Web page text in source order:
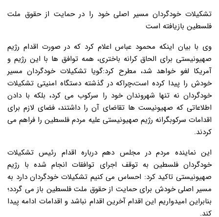
تشکیلات خودگردان مسیر اصلی خود را در حمایت از حقوق ملت
فلسطین بازیافته است
وی با بیان اینکه محمود عباس اعلام کرد که در صورت اقدام رژیم
صهیونیستی برای الحاق کرانه باختری، همه توافق ها با این رژیم و
آمریکا لغو خواهد شد، مطرح کرد:گویا تشکیلات خودگردان مسیر
خودش را پیدا کرده است،چراکه در گذشته دستگاه امنیتی تشکیلات
خودگردان نه تنها شهروندان خود را سرکوب می کرد، بلکه با دادن
اطلاعاتی که صهیونیست ها تقاضای آن را داشتند، فضای لازم برای
اقدامات سرکوبگرانه رژیم صهیونیستی علیه مردم فلسطین را فراهم می
کردند.
این نماینده مردم در مجلس دهم درباره اقدام رئیس تشکیلات
خودگردان فلسطین به توقف اجرای توافقات انجام شده با رژیم
صهیونیستی تاکید کرد: احساس می کنیم تشکیلات خودگردان دارد به
مسیر اصلی خودش برای حمایت از حقوق ملت فلسطین باز می گردد؛
بنابراین امیدواریم این اقدام آخرین اقدام نباشد و اقدامات ادامه پیدا
کند.